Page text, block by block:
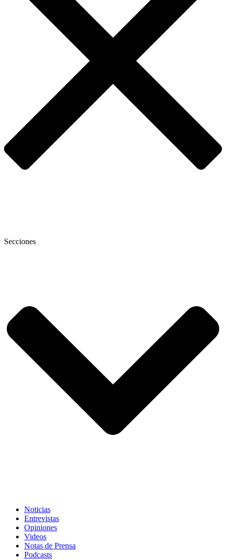
Secciones
Noticias
Entrevistas
Opiniones
Videos
Notas de Prensa
Podcasts